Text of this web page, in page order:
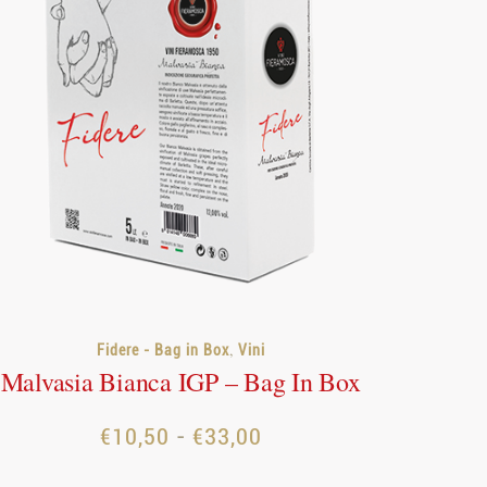
Fidere - Bag in Box, Vini
Malvasia Bianca IGP – Bag In Box
€10,50 - €33,00